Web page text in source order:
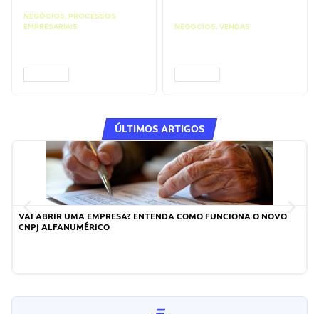
NEGÓCIOS, PROCESSOS
EMPRESARIAIS
NEGÓCIOS, VENDAS
ÚLTIMOS ARTIGOS
VAI ABRIR UMA EMPRESA? ENTENDA COMO FUNCIONA O NOVO
CNPJ ALFANUMÉRICO